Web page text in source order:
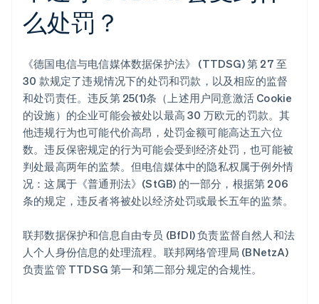
么处罚？
《德国电信与电信媒体数据保护法》 (TTDSG) 第 27 至
30 款规定了违规情况下的处罚和罚款，以及相应的监督
和处罚责任。违反第 25(1)条（上述用户同意激活 Cookie
的设施）的企业可能会被处以最高 30 万欧元的罚款。其
他违规行为也可能代价高昂，处罚金额可能高达五六位
数。违反保密规定的行为可能会受到经济处罚，也可能被
判处最高两年的监禁。但电信媒体中的隐私权属于例外情
况：这属于《普通刑法》(StGB) 的一部分，根据第 206
条的规定，违反者将被处以经济处罚或最长五年的监禁。
联邦数据保护和信息自由专员 (BfDI) 负责监督自然人和法
人个人身份信息的处理流程。联邦网络管理局 (BNetzA)
负责监管 TTDSG 第一和第二部分规定的合规性。